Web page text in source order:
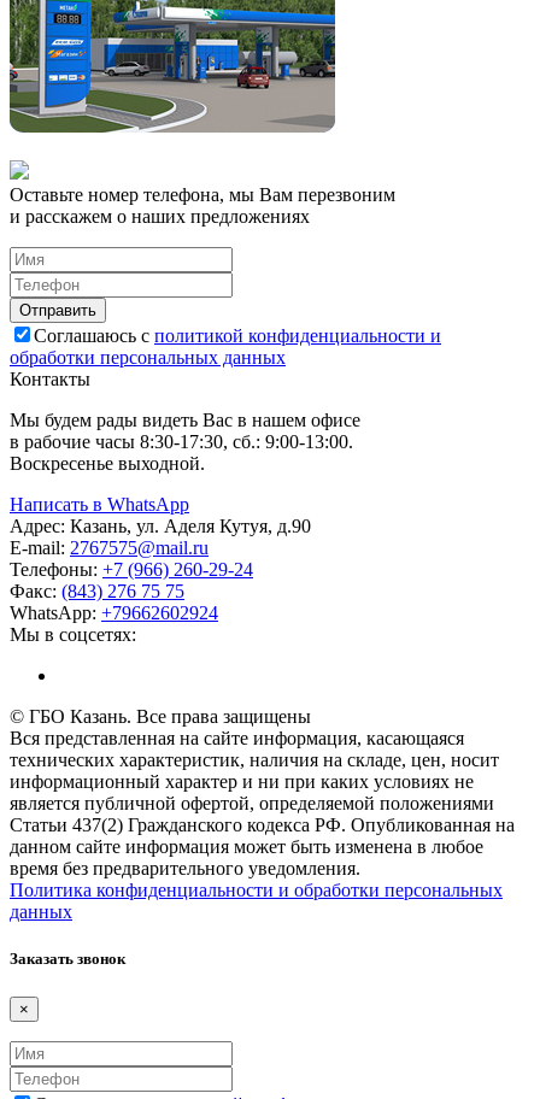
Оставьте номер телефона, мы Вам перезвоним
и расскажем о наших предложениях
Соглашаюсь с политикой конфиденциальности и
обработки персональных данных
Контакты
Мы будем рады видеть Вас в нашем офисе
в рабочие часы 8:30-17:30, сб.: 9:00-13:00.
Воскресенье выходной.
Написать в WhatsApp
Адрес: Казань, ул. Аделя Кутуя, д.90
E-mail: 2767575@mail.ru
Телефоны: +7 (966) 260-29-24
Факс: (843) 276 75 75
WhatsApp: +79662602924
Мы в соцсетях:
© ГБО Казань. Все права защищены
Вся представленная на сайте информация, касающаяся
технических характеристик, наличия на складе, цен, носит
информационный характер и ни при каких условиях не
является публичной офертой, определяемой положениями
Статьи 437(2) Гражданского кодекса РФ. Опубликованная на
данном сайте информация может быть изменена в любое
время без предварительного уведомления.
Политика конфиденциальности и обработки персональных
данных
Заказать звонок
×